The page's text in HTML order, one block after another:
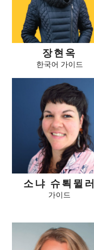
장현옥
한국어 가이드
소냐 슈퇵뮐러
가이드